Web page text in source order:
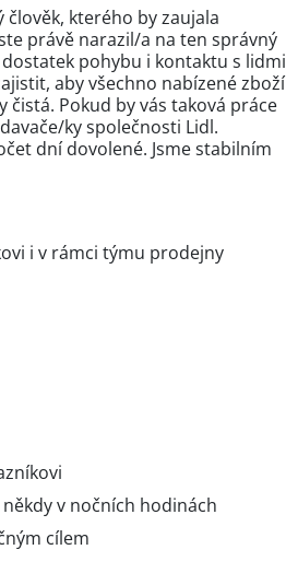
kterého by zaujala
právě narazil/a na ten správný
pohybu i kontaktu s lidmi
aby všechno nabízené zboží
Pokud by vás taková práce
ky společnosti Lidl.
dní dovolené. Jsme stabilním
i v rámci týmu prodejny
v nočních hodinách
cílem